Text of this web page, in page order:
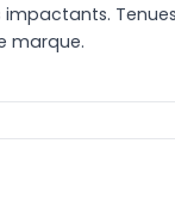
impactants.
marque.